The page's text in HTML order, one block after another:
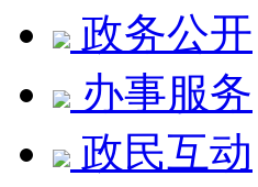
政务公开
办事服务
政民互动